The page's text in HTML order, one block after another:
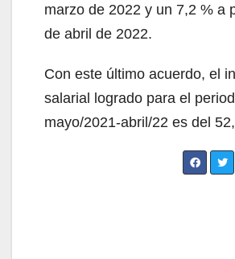
marzo de 2022 y un 7,2 % a
de abril de 2022.
Con este último acuerdo, el
salarial logrado para el
mayo/2021-abril/22 es del